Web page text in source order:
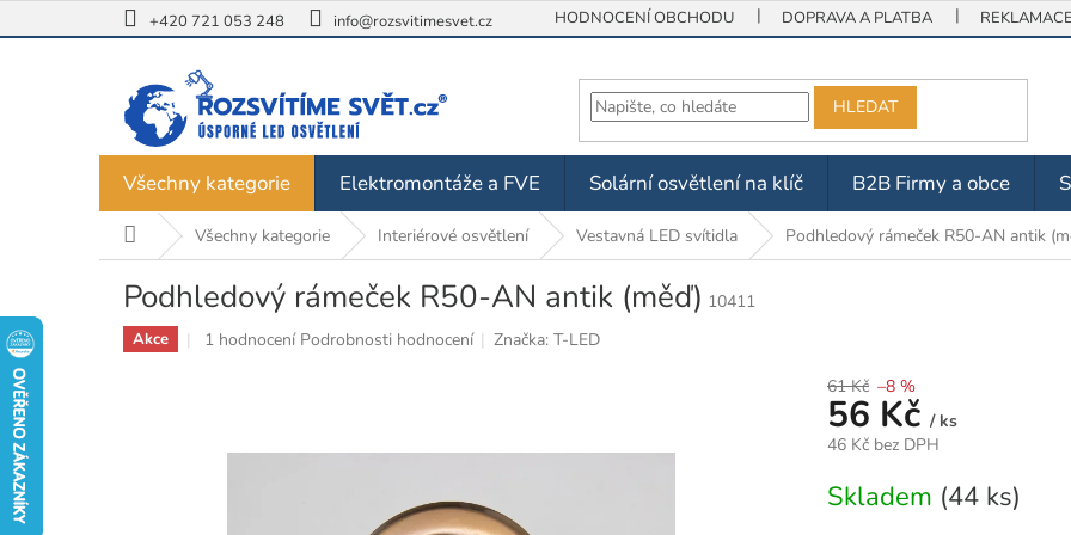
na
+420 721 053 248 info@rozsvitimesvet.cz HODNOCENÍ OBCHODU DOPRAVA A PLATBA
HLEDAT
Všechny kategorie Elektromontáže a FVE Solární osvětlení na klíč B2B Firmy a obce
Domů Všechny kategorie Interiérové osvětlení Vestavná LED svítidla Podhledový rámeček R50-AN antik
Podhledový rámeček R50-AN antik (měď) 10411
Akce
Průměrné
1 hodnocení Podrobnosti hodnocení Značka:T-LED
61 Kč –8 %
56 Kč / ks
46 Kč bez DPH
cena:
Skladem (44 ks)